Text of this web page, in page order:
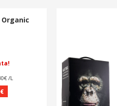
Organic
/L
€